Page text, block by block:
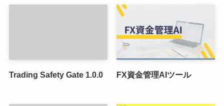
Trading Safety Gate 1.0.0 FX資金管理AIツール